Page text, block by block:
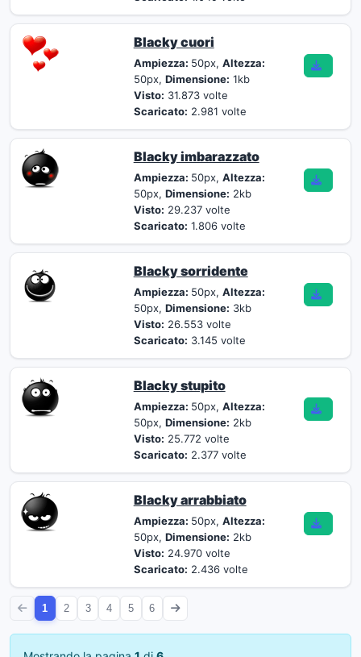
Blacky cuori
Ampiezza: 50px, Altezza:
50px, Dimensione: 1kb
Visto: 31.873 volte
Scaricato: 2.981 volte
Blacky imbarazzato
Ampiezza: 50px, Altezza:
50px, Dimensione: 2kb
Visto: 29.237 volte
Scaricato: 1.806 volte
Blacky sorridente
Ampiezza: 50px, Altezza:
50px, Dimensione: 3kb
Visto: 26.553 volte
Scaricato: 3.145 volte
Blacky stupito
Ampiezza: 50px, Altezza:
50px, Dimensione: 2kb
Visto: 25.772 volte
Scaricato: 2.377 volte
Blacky arrabbiato
Ampiezza: 50px, Altezza:
50px, Dimensione: 2kb
Visto: 24.970 volte
Scaricato: 2.436 volte
1 2 3 4 5 6